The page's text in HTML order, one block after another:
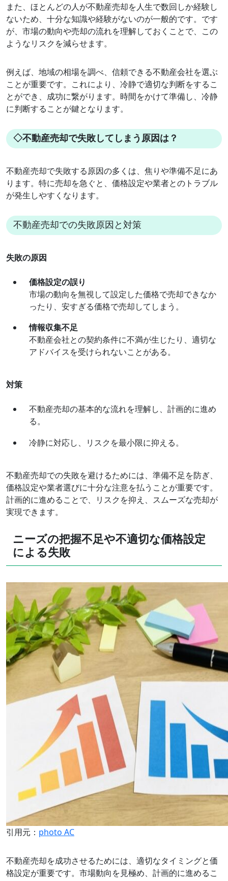
また、ほとんどの人が不動産売却を人生で数回しか経験し
ないため、十分な知識や経験がないのが一般的です。です
が、市場の動向や売却の流れを理解しておくことで、この
ようなリスクを減らせます。
例えば、地域の相場を調べ、信頼できる不動産会社を選ぶ
ことが重要です。これにより、冷静で適切な判断をするこ
とができ、成功に繋がります。時間をかけて準備し、冷静
に判断することが鍵となります。
◇不動産売却で失敗してしまう原因は？
不動産売却で失敗する原因の多くは、焦りや準備不足にあ
ります。特に売却を急ぐと、価格設定や業者とのトラブル
が発生しやすくなります。
不動産売却での失敗原因と対策
失敗の原因
価格設定の誤り
市場の動向を無視して設定した価格で売却できなか
ったり、安すぎる価格で売却してしまう。
情報収集不足
不動産会社との契約条件に不満が生じたり、適切な
アドバイスを受けられないことがある。
対策
不動産売却の基本的な流れを理解し、計画的に進め
る。
冷静に対応し、リスクを最小限に抑える。
不動産売却での失敗を避けるためには、準備不足を防ぎ、
価格設定や業者選びに十分な注意を払うことが重要です。
計画的に進めることで、リスクを抑え、スムーズな売却が
実現できます。
ニーズの把握不足や不適切な価格設定
による失敗
引用元： photo AC
不動産売却を成功させるためには、適切なタイミングと価
格設定が重要です。市場動向を見極め、計画的に進めるこ